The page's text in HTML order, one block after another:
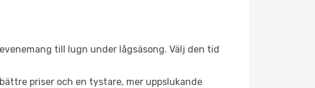
till lugn under lågsäsong. Välj den tid
priser och en tystare, mer uppslukande